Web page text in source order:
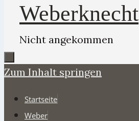
Weberknecht
Nicht angekommen
Zum Inhalt springen
Startseite
Weber